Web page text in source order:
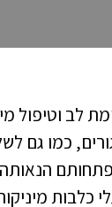
וטיפול
כמו גם
כלבות